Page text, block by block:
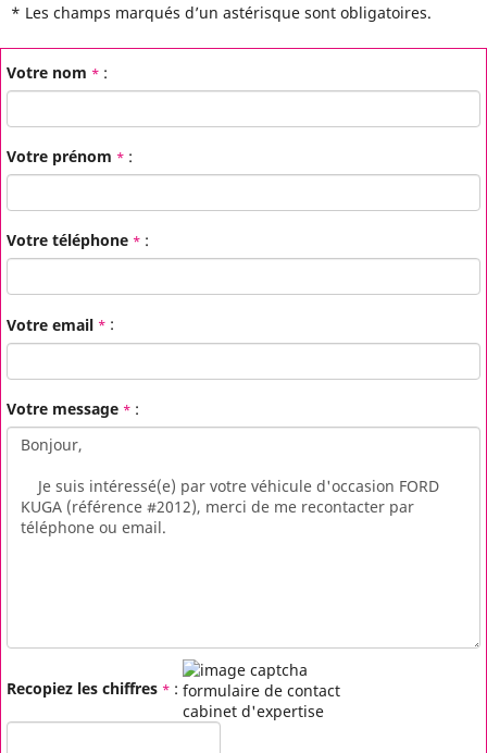
* Les champs marqués d’un astérisque sont obligatoires.
Votre nom * :
Votre prénom * :
Votre téléphone * :
Votre email * :
Votre message * :
Recopiez les chiffres * :